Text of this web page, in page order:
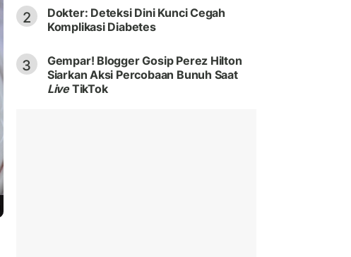
2
Dokter: Deteksi Dini Kunci Cegah
Komplikasi Diabetes
3
Gempar! Blogger Gosip Perez Hilton
Siarkan Aksi Percobaan Bunuh Saat
LiveTikTok